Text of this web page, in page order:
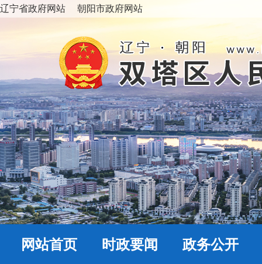
辽宁省政府网站 朝阳市政府网站
网站首页 时政要闻 政务公开